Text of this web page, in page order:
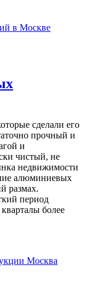
сделали его
прочный и
и
чистый, не
недвижимости
алюминиевых
размах.
период
более